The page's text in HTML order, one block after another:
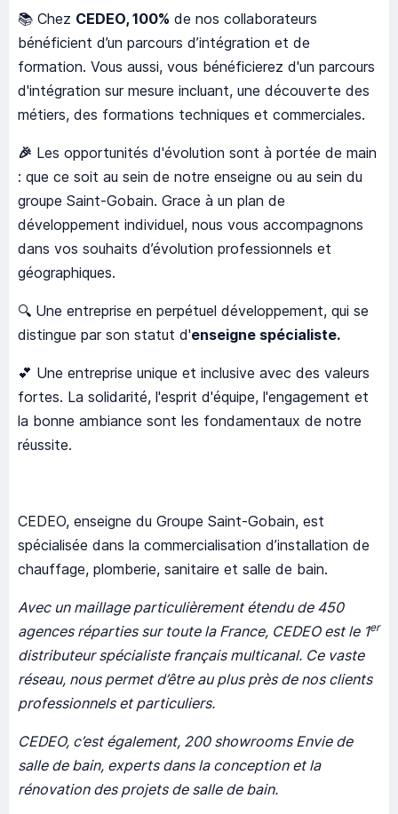
📚 Chez CEDEO, 100% de nos collaborateurs
bénéficient d’un parcours d’intégration et de
formation. Vous aussi, vous bénéficierez d'un parcours
d'intégration sur mesure incluant, une découverte des
métiers, des formations techniques et commerciales.
🎉 Les opportunités d'évolution sont à portée de main
: que ce soit au sein de notre enseigne ou au sein du
groupe Saint-Gobain. Grace à un plan de
développement individuel, nous vous accompagnons
dans vos souhaits d’évolution professionnels et
géographiques.
🔍 Une entreprise en perpétuel développement, qui se
distingue par son statut d'enseigne spécialiste.
💕 Une entreprise unique et inclusive avec des valeurs
fortes. La solidarité, l'esprit d'équipe, l'engagement et
la bonne ambiance sont les fondamentaux de notre
réussite.
CEDEO, enseigne du Groupe Saint-Gobain, est
spécialisée dans la commercialisation d’installation de
chauffage, plomberie, sanitaire et salle de bain.
Avec un maillage particulièrement étendu de 450
agences réparties sur toute la France, CEDEO est le 1er
distributeur spécialiste français multicanal. Ce vaste
réseau, nous permet d’être au plus près de nos clients
professionnels et particuliers.
CEDEO, c’est également, 200 showrooms Envie de
salle de bain, experts dans la conception et la
rénovation des projets de salle de bain.